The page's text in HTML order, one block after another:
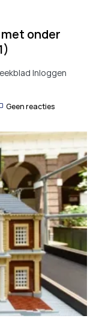
onder
Inloggen
Geen reacties